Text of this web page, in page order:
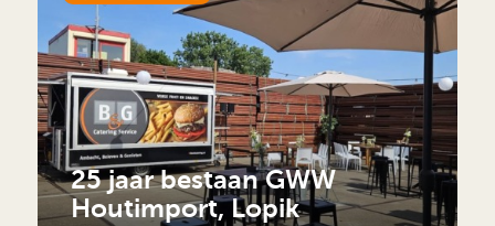
25 jaar bestaan GWW
Houtimport, Lopik